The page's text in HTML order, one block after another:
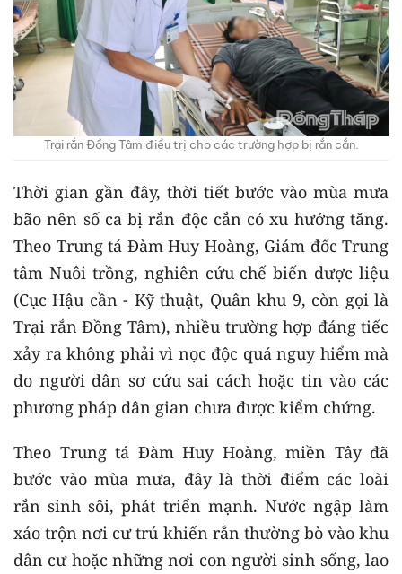
Trại rắn Đồng Tâm điều trị cho các trường hợp bị rắn cắn.
Thời gian gần đây, thời tiết bước vào mùa mưa
bão nên số ca bị rắn độc cắn có xu hướng tăng.
Theo Trung tá Đàm Huy Hoàng, Giám đốc Trung
tâm Nuôi trồng, nghiên cứu chế biến dược liệu
(Cục Hậu cần - Kỹ thuật, Quân khu 9, còn gọi là
Trại rắn Đồng Tâm), nhiều trường hợp đáng tiếc
xảy ra không phải vì nọc độc quá nguy hiểm mà
do người dân sơ cứu sai cách hoặc tin vào các
phương pháp dân gian chưa được kiểm chứng.
Theo Trung tá Đàm Huy Hoàng, miền Tây đã
bước vào mùa mưa, đây là thời điểm các loài
rắn sinh sôi, phát triển mạnh. Nước ngập làm
xáo trộn nơi cư trú khiến rắn thường bò vào khu
dân cư hoặc những nơi con người sinh sống, lao